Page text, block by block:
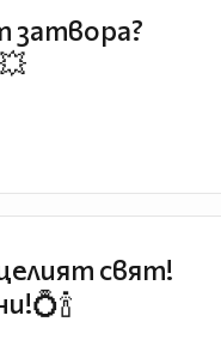
затвора?
свят!